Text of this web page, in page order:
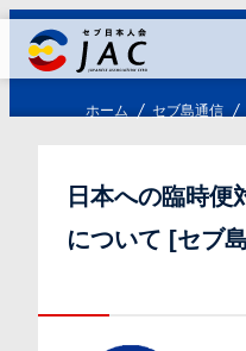
ホーム セブ島通信
日本への臨時便
について [セブ